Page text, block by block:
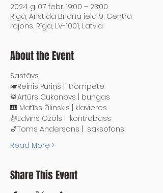
2024. g. 07. febr. 19:00 – 23:00
Rīga, Aristida Briāna iela 9, Centra
rajons, Rīga, LV-1001, Latvia
About the Event
Sastāvs:
🎺Reinis Puriņš |  trompete
🥁Artūrs Cukanovs | bungas
🎹 Matīss Žilinskis | klavieres
🎻Edvīns Ozols |  kontrabass
🎷Toms Andersons |  saksofons
Read More >
Share This Event